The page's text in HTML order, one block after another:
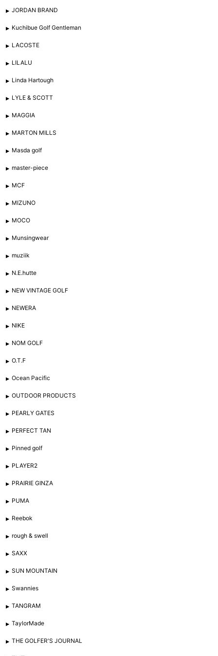
JORDAN BRAND
Kuchibue Golf Gentleman
LACOSTE
LILALU
Linda Hartough
LYLE & SCOTT
MAGGIA
MARTON MILLS
Masda golf
master-piece
MCF
MIZUNO
MOCO
Munsingwear
muziik
N.E.hutte
NEW VINTAGE GOLF
NEWERA
NIKE
NOM GOLF
O.T.F
Ocean Pacific
OUTDOOR PRODUCTS
PEARLY GATES
PERFECT TAN
Pinned golf
PLAYER2
PRAIRIE GINZA
PUMA
Reebok
rough & swell
SAXX
SUN MOUNTAIN
Swannies
TANGRAM
TaylorMade
THE GOLFER'S JOURNAL